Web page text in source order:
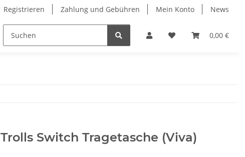
Registrieren Zahlung und Gebühren Mein Konto News
0,00 €
Trolls Switch Tragetasche (Viva)